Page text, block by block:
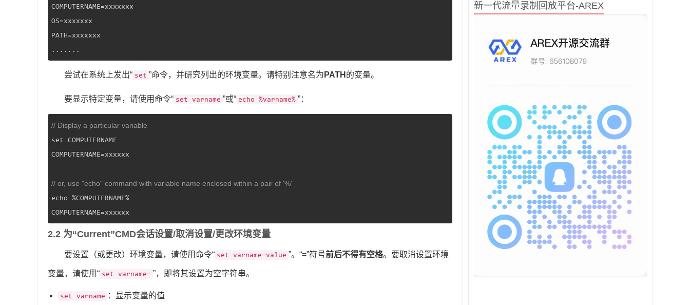
COMPUTERNAME=xxxxxxx
OS=xxxxxxx
PATH=xxxxxxx
.......
尝试在系统上发出“ set ”命令，并研究列出的环境变量。请特别注意名为 PATH 的变量。
要显示特定变量，请使用命令“ set varname ”或“ echo %varname% ”：
// Display a particular variable
set COMPUTERNAME
COMPUTERNAME=xxxxxx
// or, use "echo" command with variable name enclosed within a pair of '%'
echo %COMPUTERNAME%
COMPUTERNAME=xxxxxx
2.2 为“Current”CMD会话设置/取消设置/更改环境变量
要设置（或更改）环境变量，请使用命令“ set varname=value ”。“=”符号前后不得有空格。要取消设置环境
变量，请使用“ set varname= ”，即将其设置为空字符串。
set varname ：显示变量的值
新一代流量录制回放平台-AREX